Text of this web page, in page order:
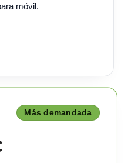
móvil.
Más demandada